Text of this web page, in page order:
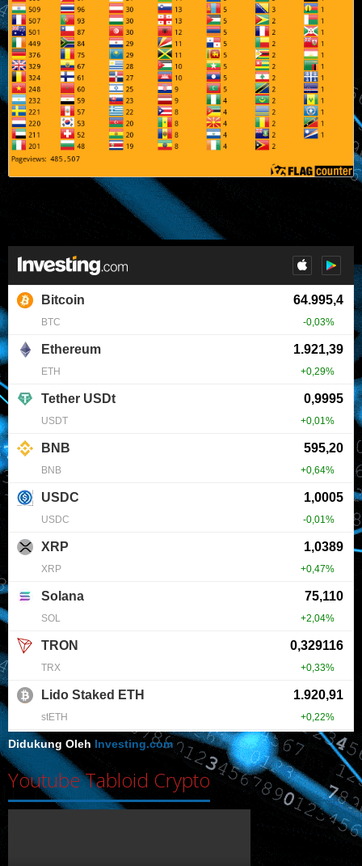
Didukung Oleh Investing.com
Youtube Tabloid Crypto